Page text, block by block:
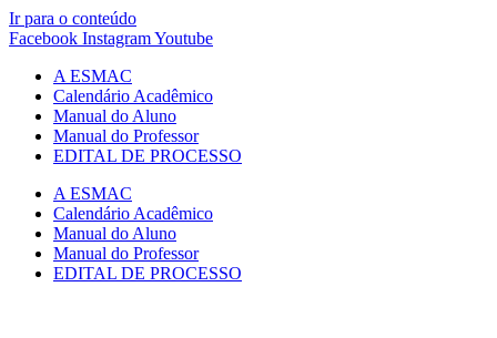
Ir para o conteúdo
Facebook InstagramYoutube
A ESMAC
Calendário Acadêmico
Manual do Aluno
Manual do Professor
EDITAL DE PROCESSO
A ESMAC
Calendário Acadêmico
Manual do Aluno
Manual do Professor
EDITAL DE PROCESSO